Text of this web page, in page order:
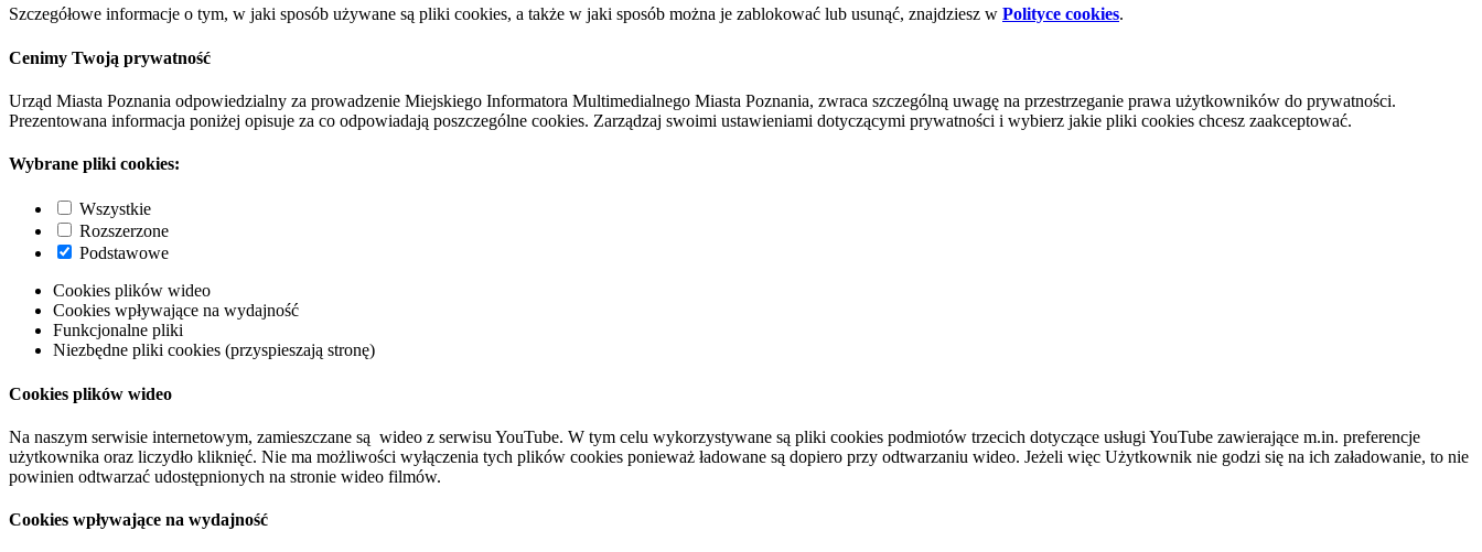
Szczegółowe informacje o tym, w jaki sposób używane są pliki cookies, a także w jaki sposób można je zablokować lub usunąć, znajdziesz w Polityce cookies.
Cenimy Twoją prywatność
Urząd Miasta Poznania odpowiedzialny za prowadzenie Miejskiego Informatora Multimedialnego Miasta Poznania, zwraca szczególną uwagę na przestrzeganie prawa użytkowników do prywatności.
Prezentowana informacja poniżej opisuje za co odpowiadają poszczególne cookies. Zarządzaj swoimi ustawieniami dotyczącymi prywatności i wybierz jakie pliki cookies chcesz zaakceptować.
Wybrane pliki cookies:
Wszystkie
Rozszerzone
Podstawowe
Cookies plików wideo
Cookies wpływające na wydajność
Funkcjonalne pliki
Niezbędne pliki cookies (przyspieszają stronę)
Cookies plików wideo
Na naszym serwisie internetowym, zamieszczane są wideo z serwisu YouTube. W tym celu wykorzystywane są pliki cookies podmiotów trzecich dotyczące usługi YouTube zawierające m.in. preferencje
użytkownika oraz liczydło kliknięć. Nie ma możliwości wyłączenia tych plików cookies ponieważ ładowane są dopiero przy odtwarzaniu wideo. Jeżeli więc Użytkownik nie godzi się na ich załadowanie, to nie
powinien odtwarzać udostępnionych na stronie wideo filmów.
Cookies wpływające na wydajność